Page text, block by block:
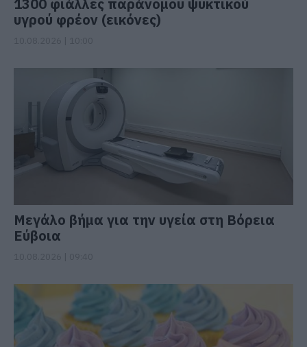
υγρού φρέον (εικόνες)
Μεγάλο βήμα για την υγεία στη Βόρεια
Εύβοια